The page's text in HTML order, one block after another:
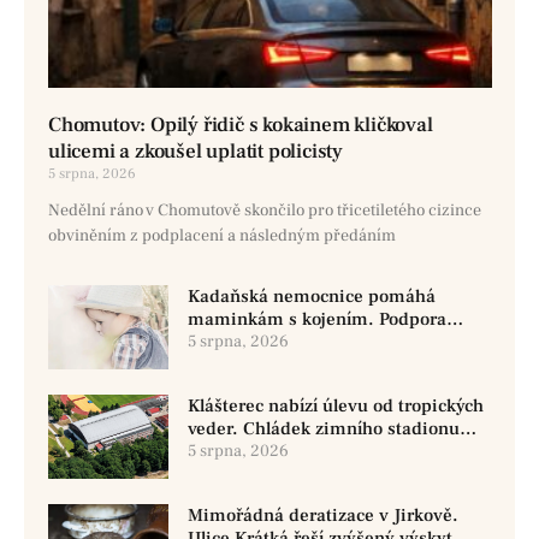
Chomutov: Opilý řidič s kokainem kličkoval
ulicemi a zkoušel uplatit policisty
5 srpna, 2026
Nedělní ráno v Chomutově skončilo pro třicetiletého cizince
obviněním z podplacení a následným předáním
Kadaňská nemocnice pomáhá
maminkám s kojením. Podpora
začíná už před porodem
5 srpna, 2026
Klášterec nabízí úlevu od tropických
veder. Chládek zimního stadionu
pomůže seniorům i nemocným
5 srpna, 2026
Mimořádná deratizace v Jirkově.